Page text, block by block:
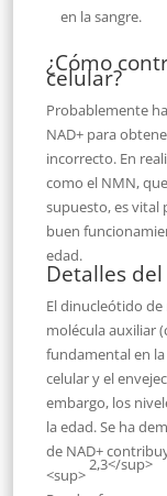
en la sangre.
¿Cómo
celular?
Probablemente
NAD+ para
incorrecto. En
como el NMN,
supuesto, es vital
buen
edad.
Detalles
El dinucleótido
molécula auxiliar
fundamental en
celular y el
embargo, los
la edad. Se ha
de NAD+
<sup>
2,3</sup>